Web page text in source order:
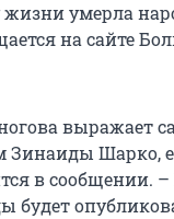
жизни умерла
на сайте
выражает
Шарко,
в сообщении.
будет